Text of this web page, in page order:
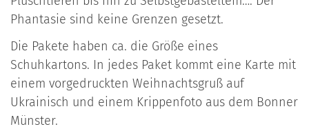
Phantasie sind keine Grenzen gesetzt.
Die Pakete haben ca. die Größe eines
Schuhkartons. In jedes Paket kommt eine Karte mit
einem vorgedruckten Weihnachtsgruß auf
Ukrainisch und einem Krippenfoto aus dem Bonner
Münster.